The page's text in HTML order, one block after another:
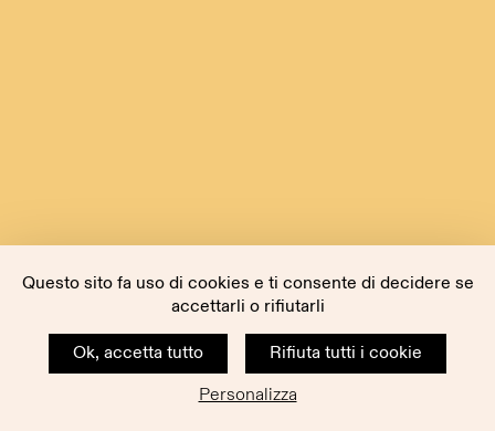
Questo sito fa uso di cookies e ti consente di decidere se
accettarli o rifiutarli
Ok, accetta tutto
Rifiuta tutti i cookie
Personalizza